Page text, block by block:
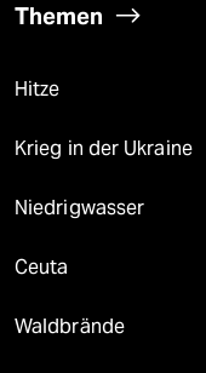
Themen
Hitze
Krieg in der Ukraine
Niedrigwasser
Ceuta
Waldbrände